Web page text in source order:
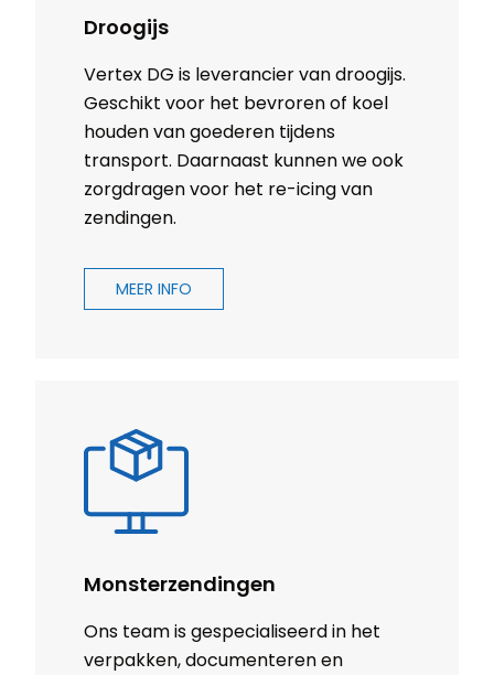
Droogijs
Vertex DG is leverancier van droogijs.
Geschikt voor het bevroren of koel
houden van goederen tijdens
transport. Daarnaast kunnen we ook
zorgdragen voor het re-icing van
zendingen.
MEER INFO
Monsterzendingen
Ons team is gespecialiseerd in het
verpakken, documenteren en